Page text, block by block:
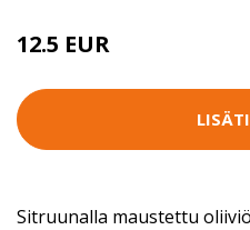
12.5 EUR
Sitruunalla maustettu